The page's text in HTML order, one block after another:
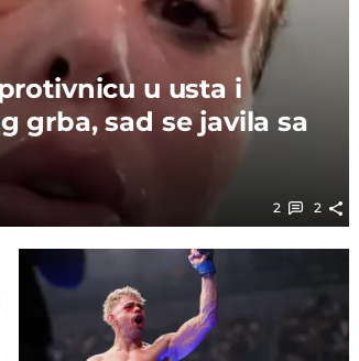
u usta i
grba, sad se javila sa
2 2